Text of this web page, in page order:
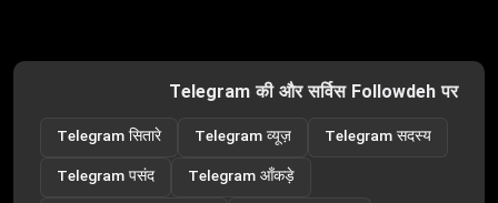
Telegram की और सर्विस Followdeh पर
Telegram सितारे Telegram व्यूज़
Telegram सदस्य
Telegram पसंद
Telegram आँकड़े